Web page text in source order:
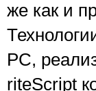
же как и
PC,
riteScript